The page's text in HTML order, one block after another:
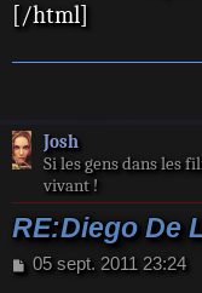
[/html]
Josh
Si les gens dans les
vivant !
RE:Diego De
M
05 sept. 2011 23:24